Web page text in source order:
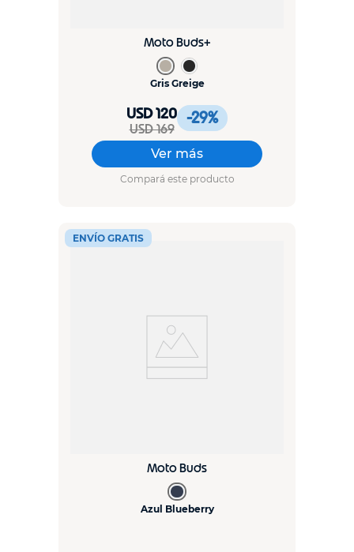
Moto Buds+
Gris Greige
-29%
USD 120
USD 169
Ver más
Compará este producto
Moto Buds
Azul Blueberry
ENVÍO GRATIS